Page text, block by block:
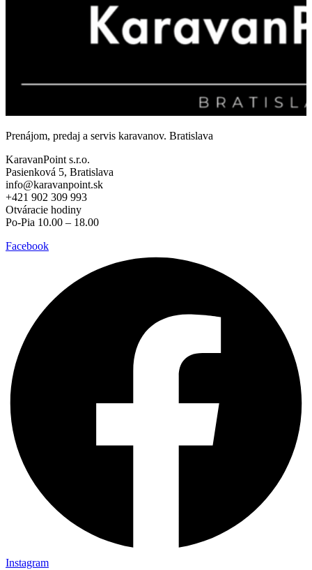
Prenájom, predaj a servis karavanov. Bratislava
KaravanPoint s.r.o.
Pasienková 5, Bratislava
info@karavanpoint.sk
+421 902 309 993
Otváracie hodiny
Po-Pia 10.00 – 18.00
Facebook
Instagram